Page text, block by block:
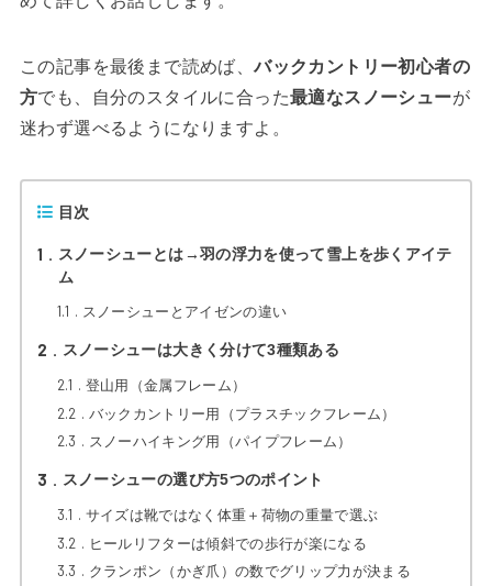
この記事を最後まで読めば、バックカントリー初心者の
方でも、自分のスタイルに合った最適なスノーシューが
迷わず選べるようになりますよ。
目次
1
スノーシューとは→羽の浮力を使って雪上を歩くアイテ
ム
1.1
スノーシューとアイゼンの違い
2 スノーシューは大きく分けて3種類ある
2.1 登山用（金属フレーム）
2.2 バックカントリー用（プラスチックフレーム）
2.3 スノーハイキング用（パイプフレーム）
3 スノーシューの選び方5つのポイント
3.1 サイズは靴ではなく体重＋荷物の重量で選ぶ
3.2 ヒールリフターは傾斜での歩行が楽になる
3.3 クランポン（かぎ爪）の数でグリップ力が決まる